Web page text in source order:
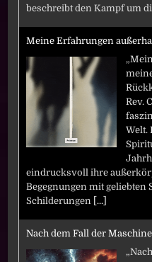
beschreibt den Kampf um
Meine Erfahrungen
Rev.
Welt.
eindrucksvoll ihre
Begegnungen mit geliebten
Schilderungen [...]
Nach dem Fall der